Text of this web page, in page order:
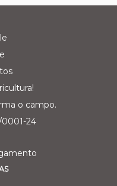
o campo.
0001-24